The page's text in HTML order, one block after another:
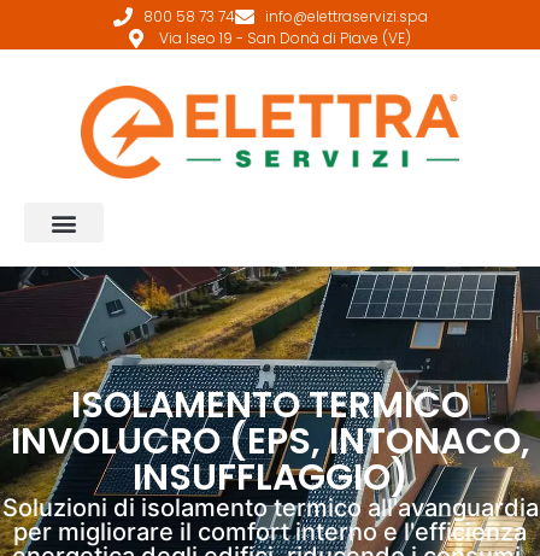
800 58 73 74
info@elettraservizi.spa
Via Iseo 19 - San Donà di Piave (VE)
ISOLAMENTO TERMICO
INVOLUCRO (EPS, INTONACO,
INSUFFLAGGIO)
Soluzioni di isolamento termico all'avanguardia
per migliorare il comfort interno e l'efficienza